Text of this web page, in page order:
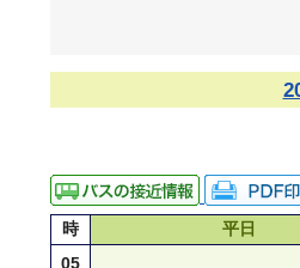
時 平日
05